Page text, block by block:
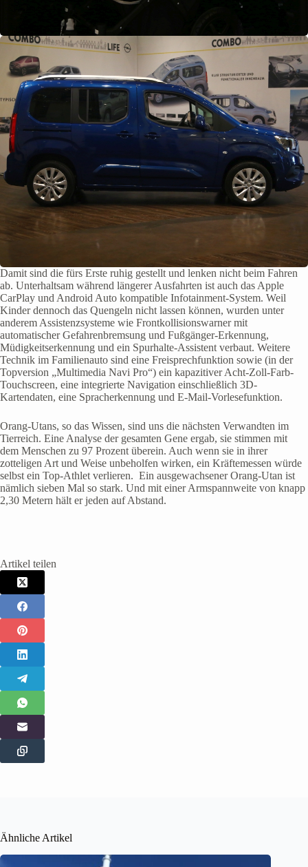
Damit sind die fürs Erste ruhig gestellt und lenken nicht beim Fahren
ab. Unterhaltsam während längerer Ausfahrten ist auch das Apple
CarPlay und Android Auto kompatible Infotainment-System. Weil
Kinder dennoch das Quengeln nicht lassen können, wurden unter
anderem Assistenzsysteme wie Frontkollisionswarner mit
automatischer Gefahrenbremsung und Fußgänger-Erkennung,
Müdigkeitserkennung und ein Spurhalte-Assistent verbaut. Weitere
Technik im Familienauto sind eine Freisprechfunktion sowie (in der
Topversion „Multimedia Navi Pro“) ein kapazitiver Acht-Zoll-Farb-
Touchscreen, eine integrierte Navigation einschließlich 3D-
Kartendaten, eine Spracherkennung und E-Mail-Vorlesefunktion.
Orang-Utans, so das Wissen, sind uns die nächsten Verwandten im
Tierreich. Eine Analyse der gesamten Gene ergab, sie stimmen mit
dem Menschen zu 97 Prozent überein. Auch wenn sie in ihrer
zotteligen Art und Weise unbeholfen wirken, ein Kräftemessen würde
selbst ein Top-Athlet verlieren. Ein ausgewachsener Orang-Utan ist
nämlich sieben Mal so stark. Und mit einer Armspannweite von knapp
2,30 Metern hält er jeden auf Abstand.
Artikel teilen
Ähnliche Artikel